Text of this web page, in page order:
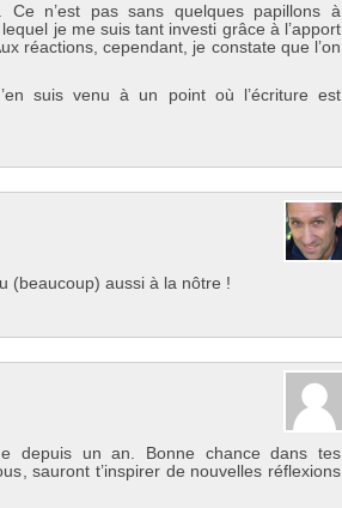
Ce n’est pas sans quelques papillons à
je me suis tant investi grâce à l’apport
réactions, cependant, je constate que l’on
suis venu à un point où l’écriture est
(beaucoup) aussi à la nôtre !
depuis un an. Bonne chance dans tes
sauront t’inspirer de nouvelles réflexions